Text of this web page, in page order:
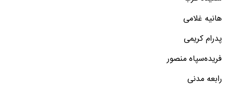
هانیه غلامی
پدرام کریمی
فریده‌سپاه منصور
رابعه مدنی